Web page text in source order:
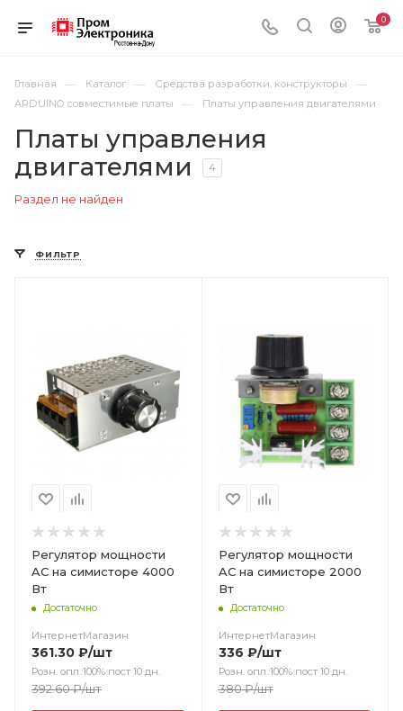
0
Главная — Каталог — Средства разработки, конструкторы —
ARDUINO совместимые платы — Платы управления двигателями
Платы управления
двигателями
4
Раздел не найден
ФИЛЬТР
Регулятор мощности
AC на симисторе 4000
Вт
Достаточно
ИнтернетМагазин
361.30 ₽/шт
Розн. опл.:100% пост 10 дн.
392.60₽/шт
Регулятор мощности
AC на симисторе 2000
Вт
Достаточно
ИнтернетМагазин
336 ₽/шт
Розн. опл.:100% пост 10 дн.
380₽/шт